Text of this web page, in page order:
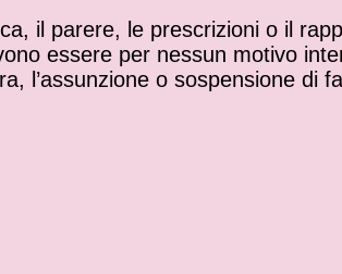
il parere, le prescrizioni o il
essere per nessun motivo
l’assunzione o sospensione di